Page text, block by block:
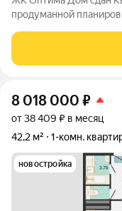
продуманной
бурлящем жизнью
«Елочки». В
8 018 000 ₽
от 38 409 ₽ в месяц
42,2 м²
1-комн.
новостройка